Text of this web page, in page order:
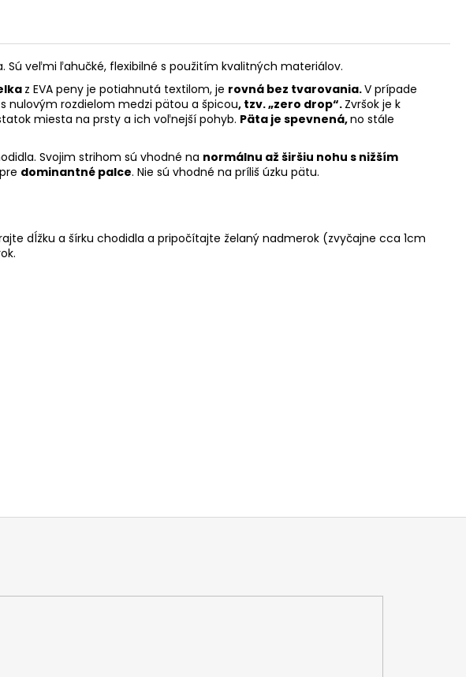
Sú veľmi ľahučké, flexibilné s použitím kvalitných materiálov.
z EVA peny je potiahnutá textilom, je rovná bez tvarovania.V prípade
nulovým rozdielom medzi pätou a špicou, tzv. „zero drop“. Zvršok je k
miesta na prsty a ich voľnejší pohyb. Päta je spevnená,no stále
Svojim strihom sú vhodné na normálnu až širšiu nohu s nižším
dominantné palce. Nie sú vhodné na príliš úzku pätu.
dĺžku a šírku chodidla a pripočítajte želaný nadmerok (zvyčajne cca 1cm